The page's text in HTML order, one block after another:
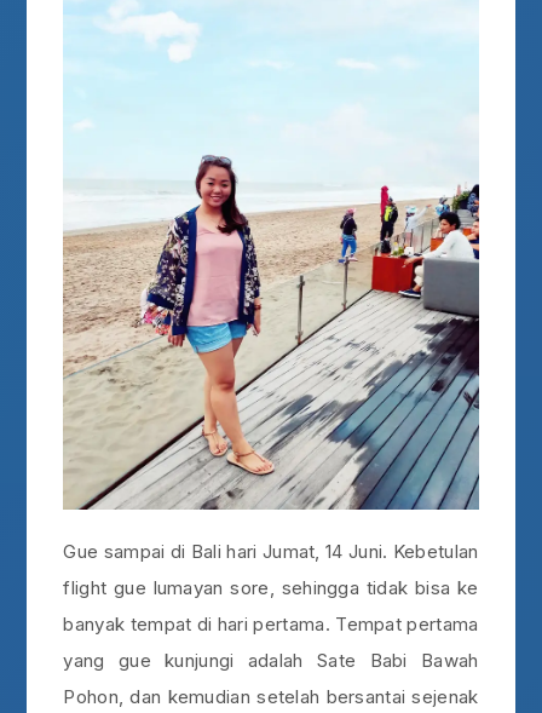
Gue sampai di Bali hari Jumat, 14 Juni. Kebetulan
flight gue lumayan sore, sehingga tidak bisa ke
banyak tempat di hari pertama. Tempat pertama
yang gue kunjungi adalah Sate Babi Bawah
Pohon, dan kemudian setelah bersantai sejenak